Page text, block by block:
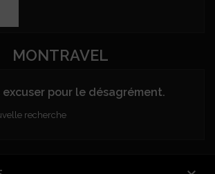
MONTRAVEL
pour le désagrément.
recherche